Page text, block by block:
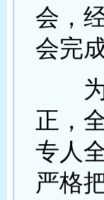
会，
会完
为
正，
专人
严格